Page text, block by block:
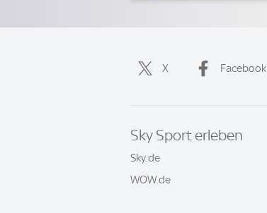
X Facebook
Sky Sport erleben
Sky.de
WOW.de